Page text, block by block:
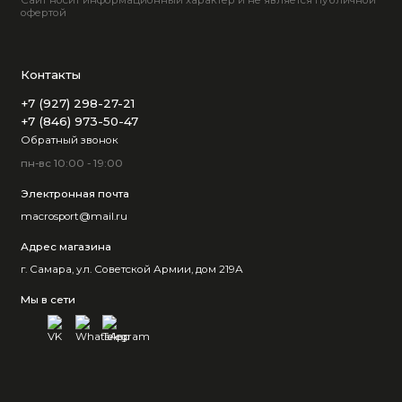
офертой
Контакты
+7 (927) 298-27-21
+7 (846) 973-50-47
Обратный звонок
пн-вс 10:00 - 19:00
Электронная почта
macrosport@mail.ru
Адрес магазина
г. Самара, ул. Советской Армии, дом 219А
Мы в сети